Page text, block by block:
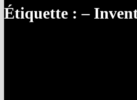
Étiquette :–